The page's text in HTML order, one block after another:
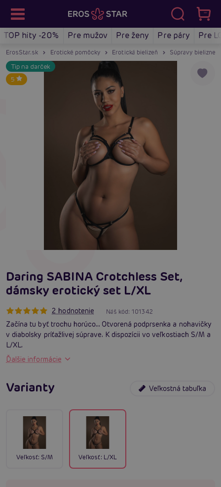
TOP hity -20% Pre mužov Pre ženy Pre páry Pre
ErosStar.sk Erotické pomôcky Erotická bielizeň Súpravy bielizne
Tip na darček
5
Daring SABINA Crotchless Set,
dámsky erotický set L/XL
2 hodnotenie Náš kód: 101342
Začína tu byť trochu horúco... Otvorená podprsenka a nohavičky
v diabolsky príťažlivej súprave. K dispozícii vo veľkostiach S/M a
L/XL.
Ďalšie informácie
Varianty Veľkostná tabuľka
Veľkosť: S/M Veľkosť: L/XL